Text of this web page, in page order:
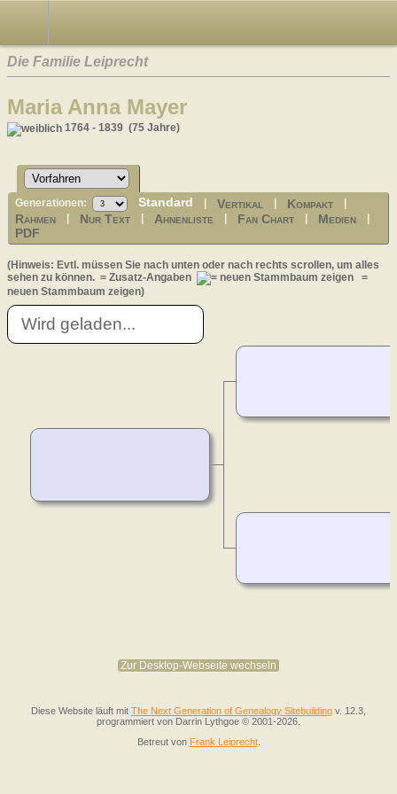
Die Familie Leiprecht
Maria Anna Mayer
1764 - 1839 (75 Jahre)
Generationen: Standard |Vertikal Kompakt
Rahmen Nur Text Ahnenliste Fan Chart Medien
PDF
(Hinweis: Evtl. müssen Sie nach unten oder nach rechts scrollen, um alles
sehen zu können. = Zusatz-Angaben
=
neuen Stammbaum zeigen)
Wird geladen...
Zur Desktop-Webseite wechseln
Diese Website läuft mit The Next Generation of Genealogy Sitebuilding v. 12.3,
programmiert von Darrin Lythgoe © 2001-2026.
Betreut von Frank Leiprecht.